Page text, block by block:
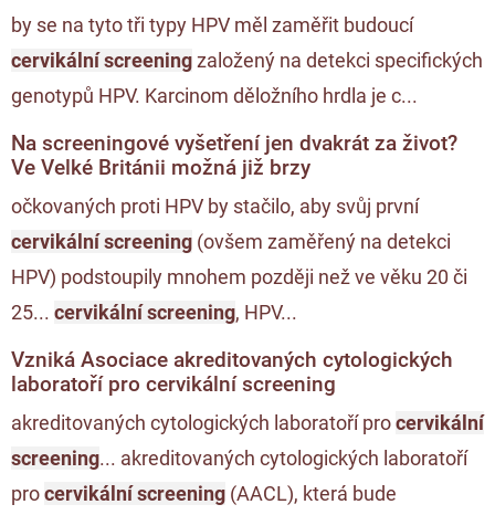
by se na tyto tři typy HPV měl zaměřit budoucí
cervikální screeningzaložený na detekci specifických
genotypů HPV. Karcinom děložního hrdla je c...
Na screeningové vyšetření jen dvakrát za život?
Ve Velké Británii možná již brzy
očkovaných proti HPV by stačilo, aby svůj první
cervikální screening (ovšem zaměřený na detekci
HPV) podstoupily mnohem později než ve věku 20 či
25... cervikální screening, HPV...
Vzniká Asociace akreditovaných cytologických
laboratoří pro cervikální screening
akreditovaných cytologických laboratoří procervikální
screening... akreditovaných cytologických laboratoří
procervikální screening (AACL), která bude